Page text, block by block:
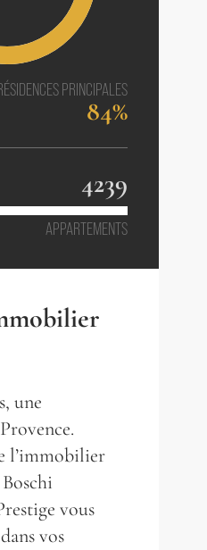
PRINCIPALES
84%
4239
APPARTEMENTS
une
l’immobilier
vous
vos